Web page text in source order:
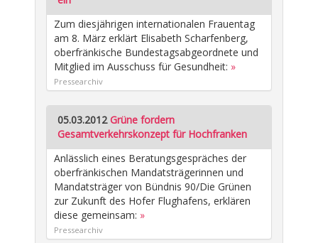
Zum diesjährigen internationalen Frauentag
am 8. März erklärt Elisabeth Scharfenberg,
oberfränkische Bundestagsabgeordnete und
Mitglied im Ausschuss für Gesundheit: »
Pressearchiv
05.03.2012 Grüne fordern
Gesamtverkehrskonzept für Hochfranken
Anlässlich eines Beratungsgespräches der
oberfränkischen Mandatsträgerinnen und
Mandatsträger von Bündnis 90/Die Grünen
zur Zukunft des Hofer Flughafens, erklären
diese gemeinsam: »
Pressearchiv